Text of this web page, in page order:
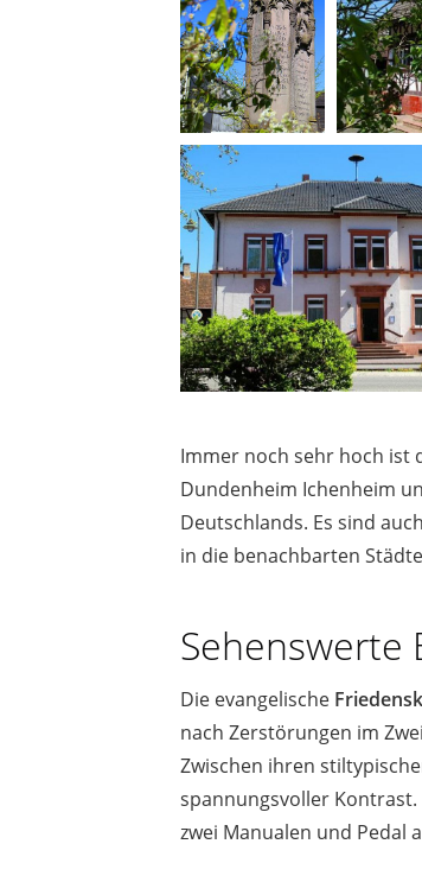
Immer noch sehr hoch ist
Dundenheim Ichenheim
Deutschlands. Es sind
in die benachbarten
Sehenswerte
Die evangelische
nach Zerstörungen im
Zwischen ihren
spannungsvoller
zwei Manualen und Pedal